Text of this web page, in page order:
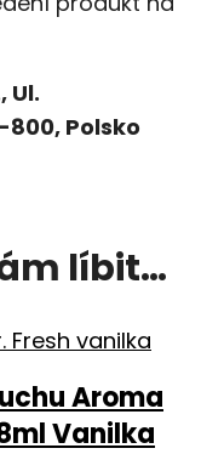
Ul.
800, Polsko
líbit…
Aroma
8ml Vanilka